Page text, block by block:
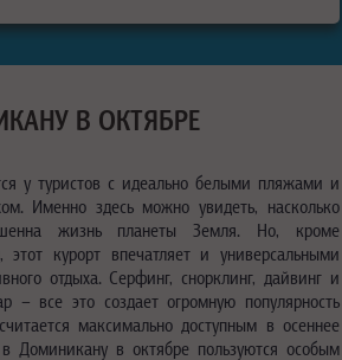
В ОКТЯБРЕ
у туристов с идеально белыми пляжами и
Именно здесь можно увидеть, насколько
жизнь планеты Земля. Но, кроме
этот курорт впечатляет и универсальными
отдыха. Серфинг, снорклинг, дайвинг и
– все это создает огромную популярность
максимально доступным в осеннее
Доминикану в октябре пользуются особым